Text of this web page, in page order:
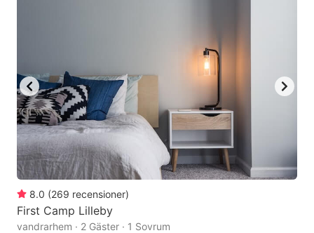
8.0 (269 recensioner)
First Camp Lilleby
vandrarhem · 2 Gäster · 1 Sovrum